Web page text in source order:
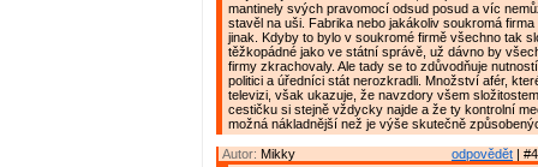
mantinely svých pravomocí odsud posud a víc
stavěl na uši. Fabrika nebo jakákoliv soukromá
jinak. Kdyby to bylo v soukromé firmě všechno tak
těžkopádné jako ve státní správě, už dávno by
firmy zkrachovaly. Ale tady se to zdůvodňuje
politici a úředníci stát nerozkradli. Množství afér,
televizi, však ukazuje, že navzdory všem
cestičku si stejně vždycky najde a že ty kontrolní
možná nákladnější než je výše skutečně
odpovědět |
Autor: Mikky